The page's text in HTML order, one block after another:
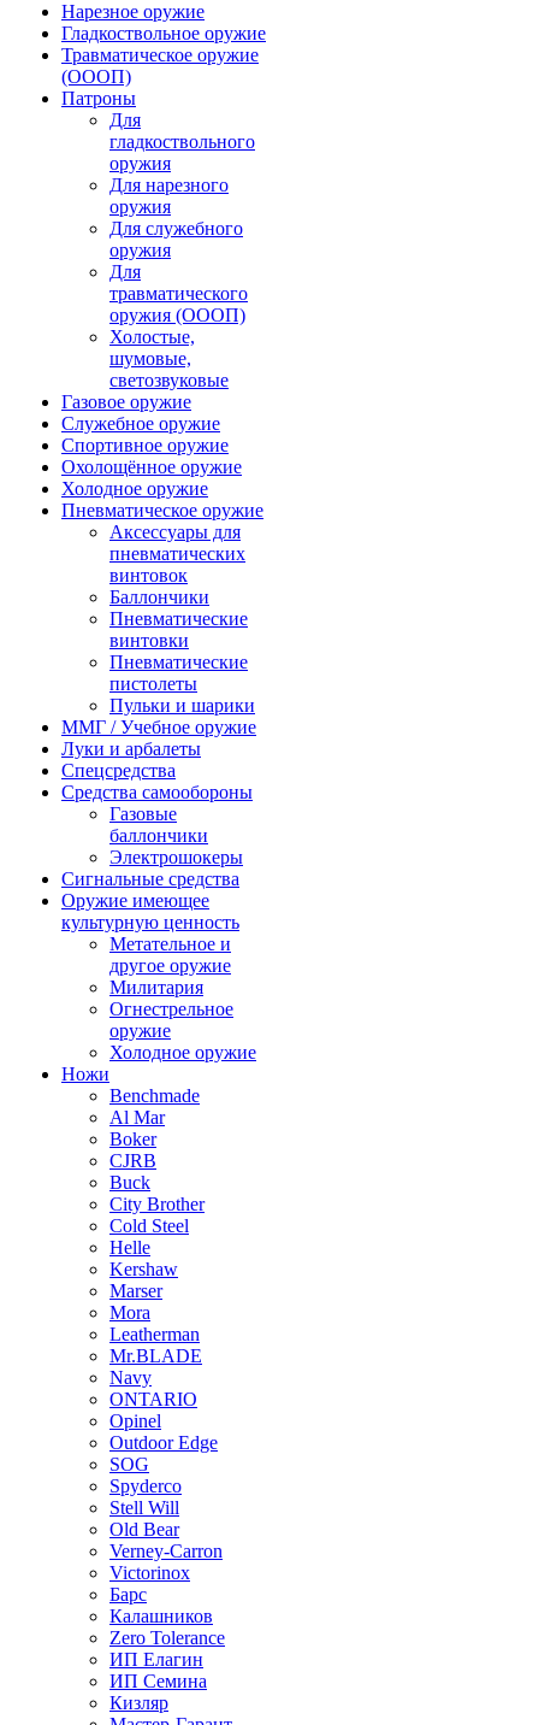
Нарезное оружие
Гладкоствольное оружие
Травматическое оружие
(ОООП)
Патроны
Для
гладкоствольного
оружия
Для нарезного
оружия
Для служебного
оружия
Для
травматического
оружия (ОООП)
Холостые,
шумовые,
светозвуковые
Газовое оружие
Служебное оружие
Спортивное оружие
Охолощённое оружие
Холодное оружие
Пневматическое оружие
Аксессуары для
пневматических
винтовок
Баллончики
Пневматические
винтовки
Пневматические
пистолеты
Пульки и шарики
ММГ / Учебное оружие
Луки и арбалеты
Спецсредства
Средства самообороны
Газовые
баллончики
Электрошокеры
Сигнальные средства
Оружие имеющее
культурную ценность
Метательное и
другое оружие
Милитария
Огнестрельное
оружие
Холодное оружие
Ножи
Benchmade
Al Mar
Boker
CJRB
Buck
City Brother
Cold Steel
Helle
Kershaw
Marser
Mora
Leatherman
Mr.BLADE
Navy
ONTARIO
Opinel
Outdoor Edge
SOG
Spyderco
Stell Will
Old Bear
Verney-Carron
Victorinox
Барс
Калашников
Zero Tolerance
ИП Елагин
ИП Семина
Кизляр